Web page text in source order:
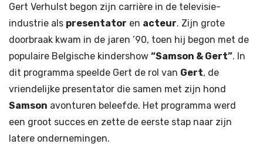
Gert Verhulst begon zijn carrière in de televisie-
industrie als presentator en acteur. Zijn grote
doorbraak kwam in de jaren ’90, toen hij begon met de
populaire Belgische kindershow “Samson & Gert”. In
dit programma speelde Gert de rol van Gert, de
vriendelijke presentator die samen met zijn hond
Samson avonturen beleefde. Het programma werd
een groot succes en zette de eerste stap naar zijn
latere ondernemingen.